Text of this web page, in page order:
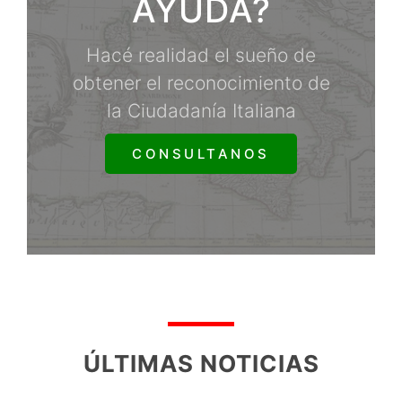
AYUDA?
Hacé realidad el sueño de
obtener el reconocimiento de
la Ciudadanía Italiana
CONSULTANOS
ÚLTIMAS NOTICIAS